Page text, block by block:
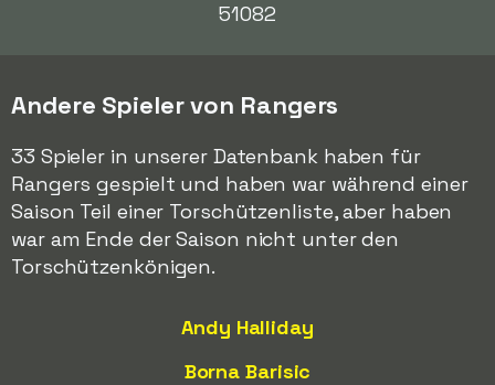
51082
Andere Spieler von Rangers
33 Spieler in unserer Datenbank haben für
Rangers gespielt und haben war während einer
Saison Teil einer Torschützenliste, aber haben
war am Ende der Saison nicht unter den
Torschützenkönigen.
Andy Halliday
Borna Barisic